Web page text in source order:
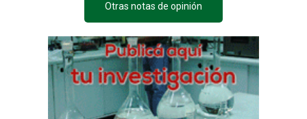
Otras notas de opinión